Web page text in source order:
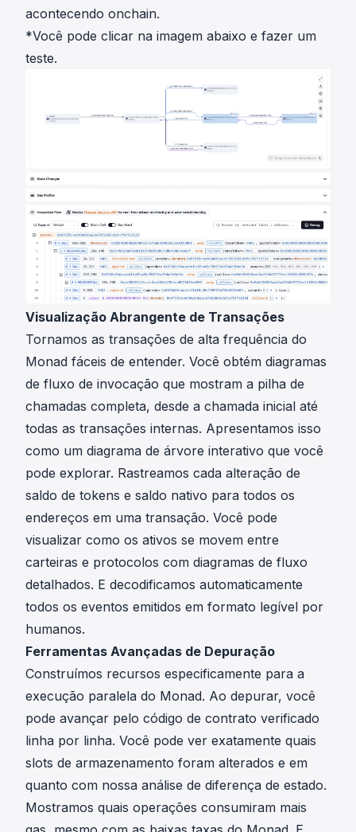
acontecendo onchain.
*Você pode clicar na imagem abaixo e fazer um
teste.
Visualização Abrangente de Transações
Tornamos as transações de alta frequência do
Monad fáceis de entender. Você obtém diagramas
de fluxo de invocação que mostram a pilha de
chamadas completa, desde a chamada inicial até
todas as transações internas. Apresentamos isso
como um diagrama de árvore interativo que você
pode explorar. Rastreamos cada alteração de
saldo de tokens e saldo nativo para todos os
endereços em uma transação. Você pode
visualizar como os ativos se movem entre
carteiras e protocolos com diagramas de fluxo
detalhados. E decodificamos automaticamente
todos os eventos emitidos em formato legível por
humanos.
Ferramentas Avançadas de Depuração
Construímos recursos especificamente para a
execução paralela do Monad. Ao depurar, você
pode avançar pelo código de contrato verificado
linha por linha. Você pode ver exatamente quais
slots de armazenamento foram alterados e em
quanto com nossa análise de diferença de estado.
Mostramos quais operações consumiram mais